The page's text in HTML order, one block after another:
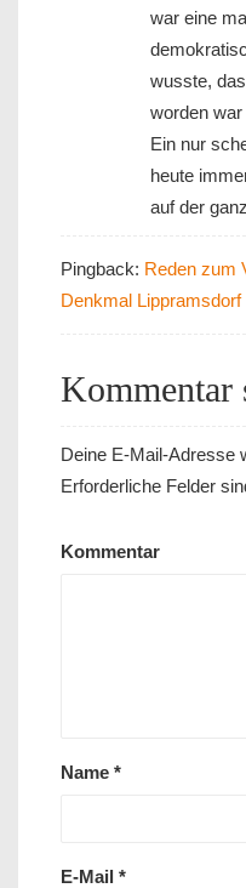
war eine
wusste,
worden
Ein nur
heute
auf der
Pingback: Reden zum
Denkmal Lippramsdorf
Kommentar
Deine E-Mail-Adresse
Erforderliche Felder
Kommentar
Name *
E-Mail *